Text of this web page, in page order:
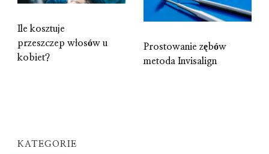
Ile kosztuje
przeszczep włosów u
kobiet?
Prostowanie zębów
metoda Invisalign
KATEGORIE